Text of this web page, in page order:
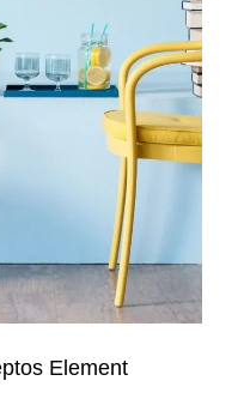
Element